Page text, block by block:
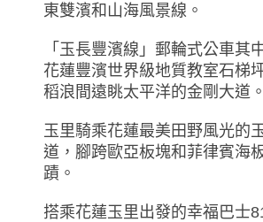
東雙濱和山海風景線。
「玉長豐濱線」郵輪式公車其
花蓮豐濱世界級地質教室石梯
稻浪間遠眺太平洋的金剛大道。
玉里騎乘花蓮最美田野風光的
道，腳跨歐亞板塊和菲律賓海
蹟。
搭乘花蓮玉里出發的幸福巴士